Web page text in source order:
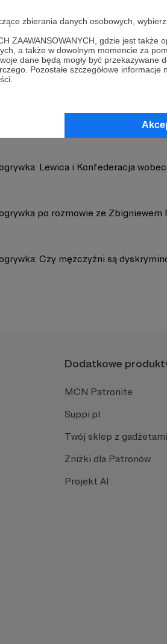
zbierania danych osobowych, wybierz
ZAAWANSOWANYCH, gdzie jest także
a także w dowolnym momencie za
dane będą mogły być przekazywane
Pozostałe szczegółowe
Lewica i Konfederacja
po rozmowie ze Zbigniewem
Czy mężczyźni są
Dodatkowe
MCN Patronite
Suppi.pl
Twój sklep z gadżetami
Zniżki dla Patronów
Projekt AI